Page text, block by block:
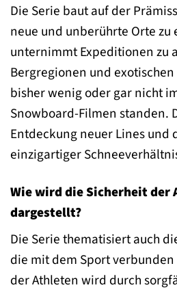
Die Serie baut auf der
neue und unberührte Orte zu
unternimmt Expeditionen zu
Bergregionen und
bisher wenig oder gar nicht
Snowboard-Filmen standen.
Entdeckung neuer Lines und
einzigartiger
Wie wird die Sicherheit der
dargestellt?
Die Serie thematisiert auch
die mit dem Sport
der Athleten wird durch